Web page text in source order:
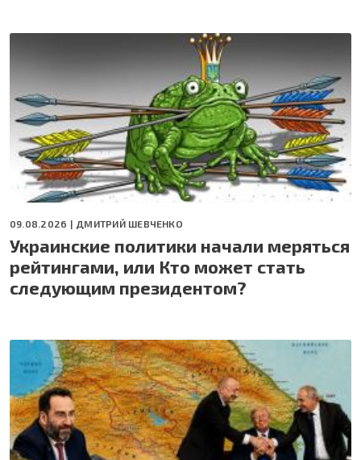
09.08.2026 | ДМИТРИЙ ШЕВЧЕНКО
Украинские политики начали меряться
рейтингами, или Кто может стать
следующим президентом?